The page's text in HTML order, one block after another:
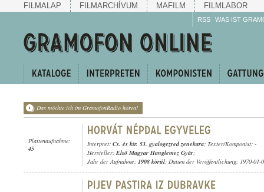
FILMALAP FILMARCHÍVUM MAFILM FILMLABOR
RSS WAS IST
Das möchte ich im GramofonRadio hören!
Plattenaufnahme:
45
Interpret: Cs. és kir. 53. gyalogezred zenekara; Texter/Komponist: -
Hersteller: Első Magyar Hanglemez Gyár;
Jahr der Aufnahme: 1908 körül; Datum der Veröffentlichung: 1970-01-